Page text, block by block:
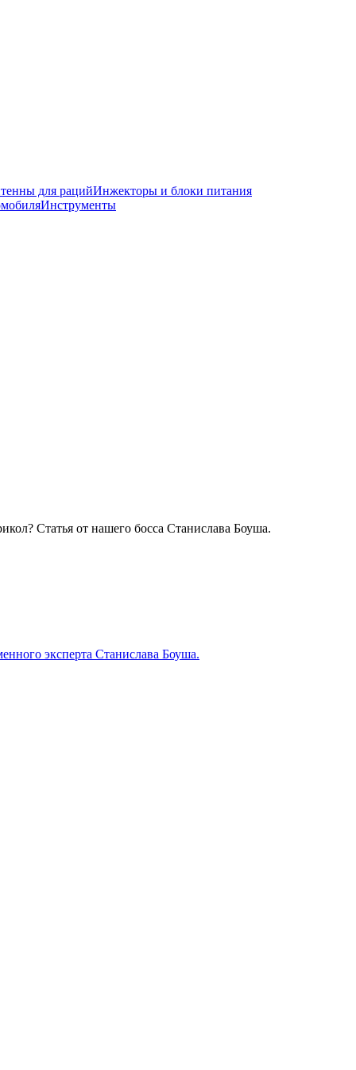
для рацийИнжекторы и блоки питания
Инструменты
Статья от нашего босса Станислава Боуша.
эксперта Станислава Боуша.